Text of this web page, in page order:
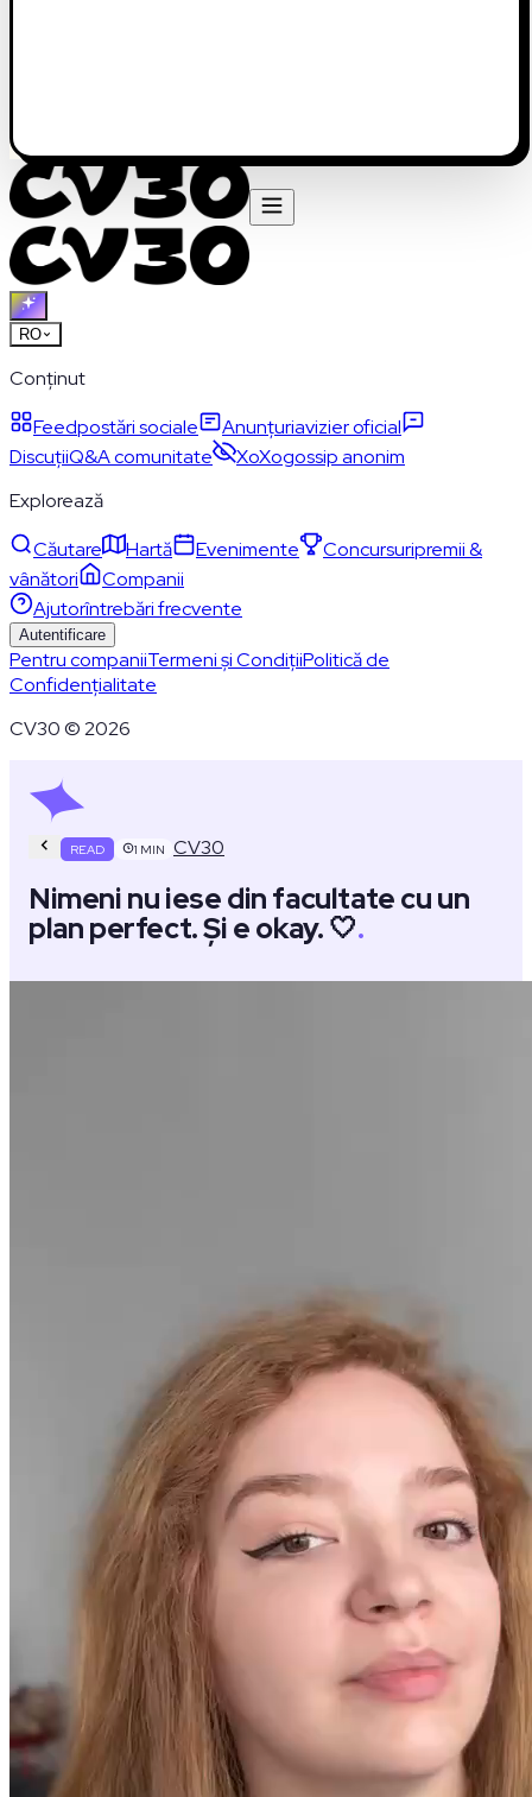
RO
Conținut
Feedpostări sociale Anunțuriavizier oficial
DiscuțiiQ&A comunitate XoXogossip anonim
Explorează
Căutare
Hartă Evenimente Concursuripremii &
vânători
Companii
Ajutorîntrebări frecvente
Autentificare
Pentru companiiTermeni și CondițiiPolitică de
Confidențialitate
CV30 © 2026
READ 1 MIN CV30
Nimeni nu iese din facultate cu un
plan perfect. Și e okay. 🤍.